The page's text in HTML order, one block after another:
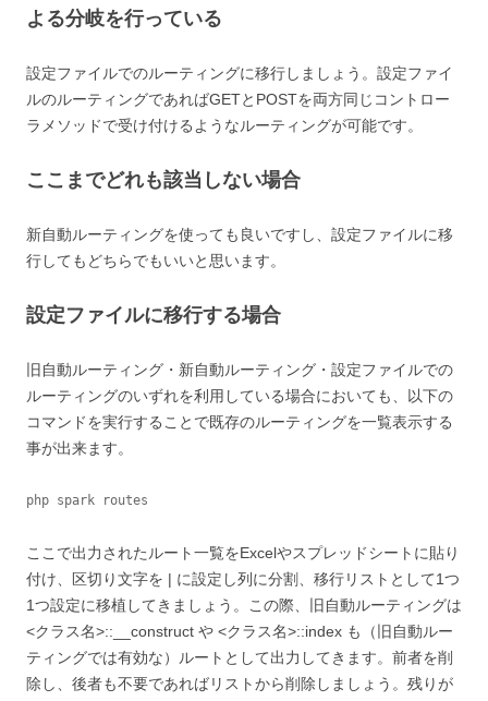
よる分岐を行っている
設定ファイルでのルーティングに移行しましょう。設定ファイ
ルのルーティングであればGETとPOSTを両方同じコントロー
ラメソッドで受け付けるようなルーティングが可能です。
ここまでどれも該当しない場合
新自動ルーティングを使っても良いですし、設定ファイルに移
行してもどちらでもいいと思います。
設定ファイルに移行する場合
旧自動ルーティング・新自動ルーティング・設定ファイルでの
ルーティングのいずれを利用している場合においても、以下の
コマンドを実行することで既存のルーティングを一覧表示する
事が出来ます。
php spark routes
ここで出力されたルート一覧をExcelやスプレッドシートに貼り
付け、区切り文字を | に設定し列に分割、移行リストとして1つ
1つ設定に移植してきましょう。この際、旧自動ルーティングは
<クラス名>::__construct や <クラス名>::index も（旧自動ルー
ティングでは有効な）ルートとして出力してきます。前者を削
除し、後者も不要であればリストから削除しましょう。残りが